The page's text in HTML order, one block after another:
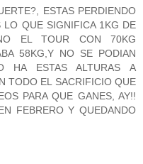
ESTAS PERDIENDO
LO QUE SIGNIFICA 1KG DE
EL TOUR CON 70KG
58KG,Y NO SE PODIAN
HA ESTAS ALTURAS A
TODO EL SACRIFICIO QUE
PARA QUE GANES, AY!!
FEBRERO Y QUEDANDO